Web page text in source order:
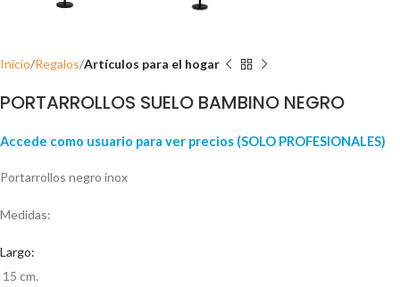
Inicio Regalos Artículos para el hogar
PORTARROLLOS SUELO BAMBINO NEGRO
Accede como usuario para ver precios (SOLO PROFESIONALES)
Portarrollos negro inox
Medidas:
Largo:
15 cm.